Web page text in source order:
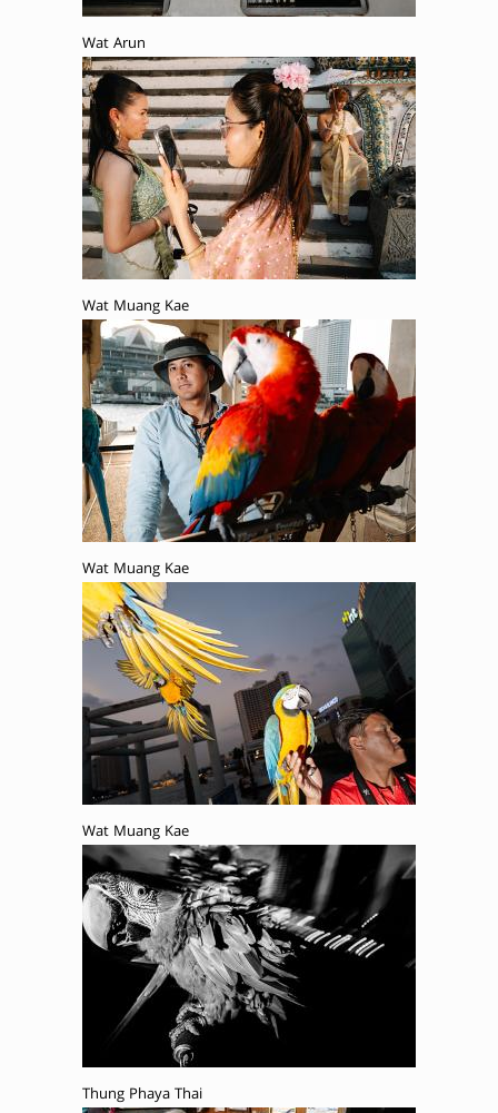
Wat Arun
Wat Muang Kae
Wat Muang Kae
Wat Muang Kae
Thung Phaya Thai